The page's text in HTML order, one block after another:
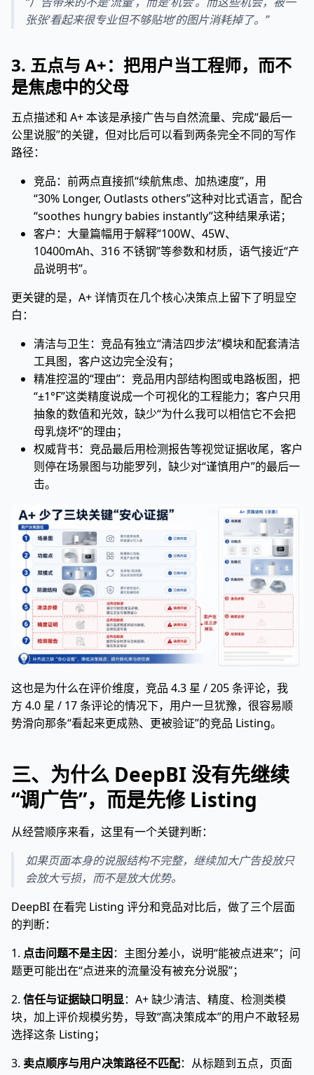
张张‘看起来很专业但不够贴地’的图片消耗掉了。”
3. 五点与 A+：把用户当工程师，而不
是焦虑中的父母
五点描述和 A+ 本该是承接广告与自然流量、完成“最后一
公里说服”的关键，但对比后可以看到两条完全不同的写作
路径：
竞品：前两点直接抓“续航焦虑、加热速度”，用
“30% Longer, Outlasts others”这种对比式语言，配合
“soothes hungry babies instantly”这种结果承诺；
客户：大量篇幅用于解释“100W、45W、
10400mAh、316 不锈钢”等参数和材质，语气接近“产
品说明书”。
更关键的是，A+ 详情页在几个核心决策点上留下了明显空
白：
清洁与卫生：竞品有独立“清洁四步法”模块和配套清洁
工具图，客户这边完全没有；
精准控温的“理由”：竞品用内部结构图或电路板图，把
“±1°F”这类精度说成一个可视化的工程能力；客户只用
抽象的数值和光效，缺少“为什么我可以相信它不会把
母乳烧坏”的理由；
权威背书：竞品最后用检测报告等视觉证据收尾，客户
则停在场景图与功能罗列，缺少对“谨慎用户”的最后一
击。
这也是为什么在评价维度，竞品 4.3 星 / 205 条评论，我
方 4.0 星 / 17 条评论的情况下，用户一旦犹豫，很容易顺
势滑向那条“看起来更成熟、更被验证”的竞品 Listing。
三、为什么 DeepBI 没有先继续
“调广告”，而是先修 Listing
从经营顺序来看，这里有一个关键判断：
如果页面本身的说服结构不完整，继续加大广告投放只
会放大亏损，而不是放大优势。
DeepBI 在看完 Listing 评分和竞品对比后，做了三个层面
的判断：
1. 点击问题不是主因：主图分差小，说明“能被点进来”；问
题更可能出在“点进来的流量没有被充分说服”；
2. 信任与证据缺口明显：A+ 缺少清洁、精度、检测类模
块，加上评价规模劣势，导致“高决策成本”的用户不敢轻易
选择这条 Listing；
3. 卖点顺序与用户决策路径不匹配：从标题到五点，页面